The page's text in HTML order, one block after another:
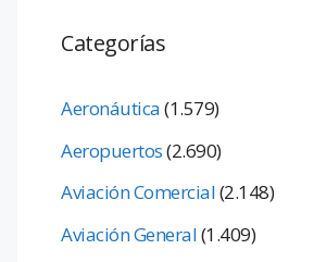
Categorías
Aeronáutica(1.579)
Aeropuertos(2.690)
Aviación Comercial(2.148)
Aviación General(1.409)